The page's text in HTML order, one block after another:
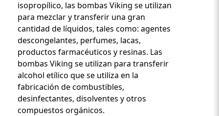
isopropílico, las bombas Viking se utilizan
para mezclar y transferir una gran
cantidad de líquidos, tales como: agentes
descongelantes, perfumes, lacas,
productos farmacéuticos y resinas. Las
bombas Viking se utilizan para transferir
alcohol etílico que se utiliza en la
fabricación de combustibles,
desinfectantes, disolventes y otros
compuestos orgánicos.